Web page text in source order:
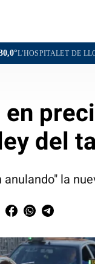
DE LLOBREGAT30,0°
del
la